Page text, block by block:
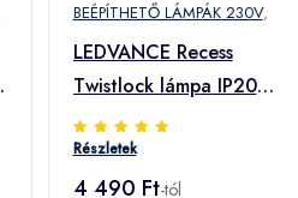
BEÉPÍTHETŐ LÁMPÁK 230V,
LEDVANCE Recess
Twistlock lámpa IP20
fehér
Részletek
4 490 Ft-tól